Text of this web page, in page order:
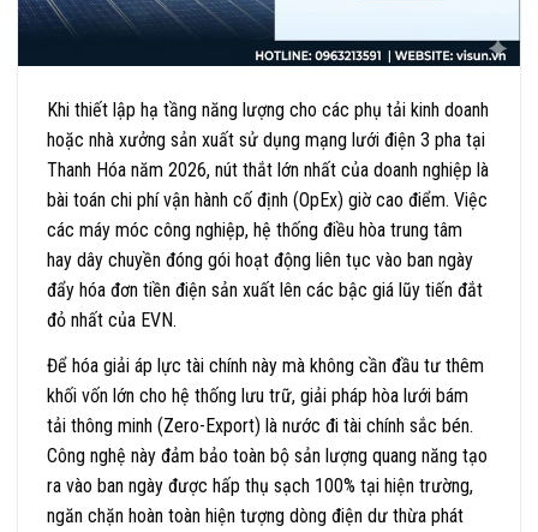
Khi thiết lập hạ tầng năng lượng cho các phụ tải kinh doanh
hoặc nhà xưởng sản xuất sử dụng mạng lưới điện 3 pha tại
Thanh Hóa năm 2026, nút thắt lớn nhất của doanh nghiệp là
bài toán chi phí vận hành cố định (OpEx) giờ cao điểm. Việc
các máy móc công nghiệp, hệ thống điều hòa trung tâm
hay dây chuyền đóng gói hoạt động liên tục vào ban ngày
đẩy hóa đơn tiền điện sản xuất lên các bậc giá lũy tiến đắt
đỏ nhất của EVN.
Để hóa giải áp lực tài chính này mà không cần đầu tư thêm
khối vốn lớn cho hệ thống lưu trữ, giải pháp hòa lưới bám
tải thông minh (Zero-Export) là nước đi tài chính sắc bén.
Công nghệ này đảm bảo toàn bộ sản lượng quang năng tạo
ra vào ban ngày được hấp thụ sạch 100% tại hiện trường,
ngăn chặn hoàn toàn hiện tượng dòng điện dư thừa phát